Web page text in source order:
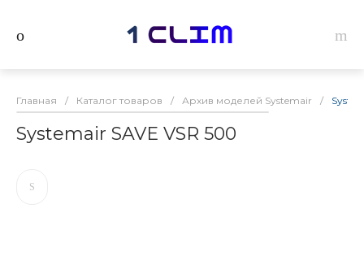
Главная / Каталог товаров / Архив моделей Systemair /
Systemair SAVE VSR 500